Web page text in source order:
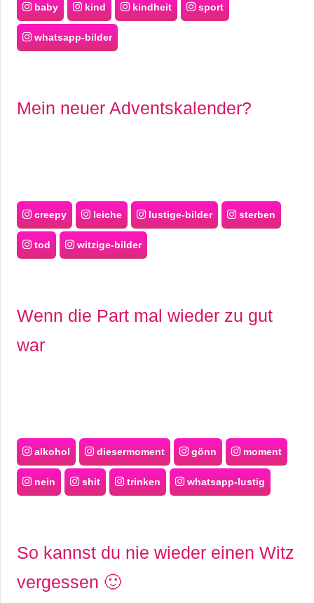
baby kind kindheit sport
whatsapp-bilder
Mein neuer Adventskalender?
creepy leiche lustige-bilder sterben
tod witzige-bilder
Wenn die Part mal wieder zu gut
war
alkohol diesermoment gönn moment
nein shit trinken whatsapp-lustig
So kannst du nie wieder einen Witz
vergessen 🙂